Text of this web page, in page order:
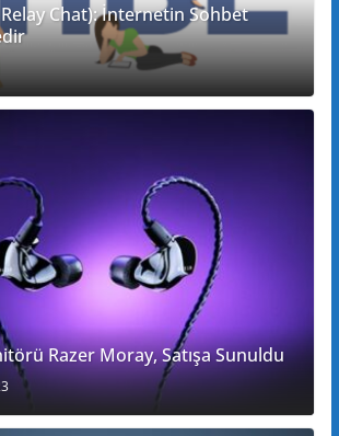
Chat): İnternetin Sohbet
Razer Moray, Satışa Sunuldu